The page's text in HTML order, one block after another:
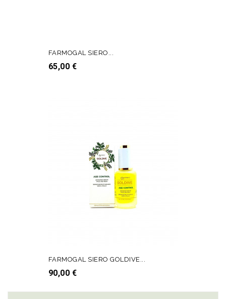
FARMOGAL SIERO...
Prezzo
65,00 €
AGGIUNGI AL CARRELLO
FARMOGAL SIERO GOLDIVE...
Prezzo
90,00 €
AGGIUNGI AL CARRELLO